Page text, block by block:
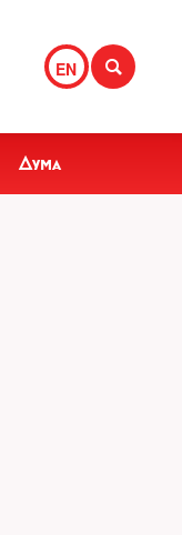
EN
Дума